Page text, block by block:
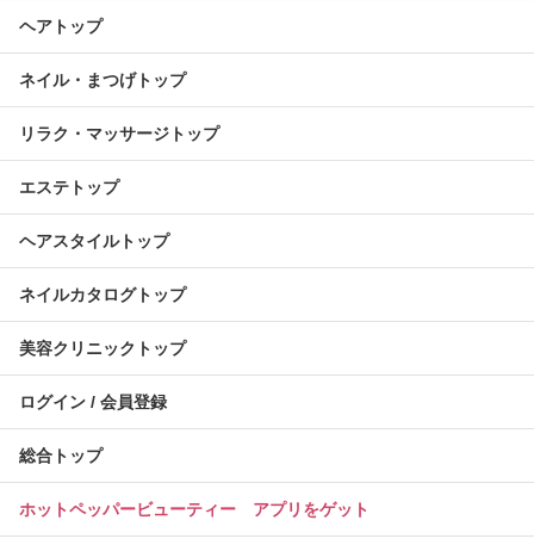
ヘアトップ
ネイル・まつげトップ
リラク・マッサージトップ
エステトップ
ヘアスタイルトップ
ネイルカタログトップ
美容クリニックトップ
ログイン / 会員登録
総合トップ
ホットペッパービューティー アプリをゲット